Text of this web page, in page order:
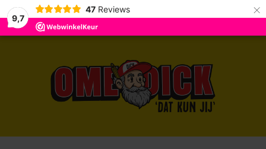
9,7
47 Reviews ×